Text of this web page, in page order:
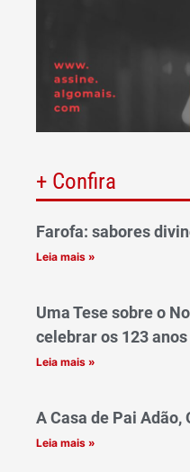
+ Confira
Farofa: sabores
Leia mais »
Uma Tese sobre o
celebrar os 123
Leia mais »
A Casa de Pai Adão,
Leia mais »